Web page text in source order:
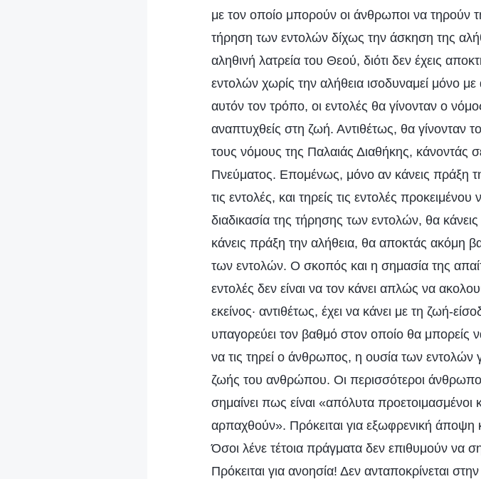
με τον οποίο μπορούν οι άνθρωποι να
τήρηση των εντολών δίχως την άσκηση της
αληθινή λατρεία του Θεού, διότι δεν έχεις
εντολών χωρίς την αλήθεια ισοδυναμεί μόνο
αυτόν τον τρόπο, οι εντολές θα γίνονταν ο
αναπτυχθείς στη ζωή. Αντιθέτως, θα γίνονταν
τους νόμους της Παλαιάς Διαθήκης, κάνοντάς
Πνεύματος. Επομένως, μόνο αν κάνεις πράξη
τις εντολές, και τηρείς τις εντολές
διαδικασία της τήρησης των εντολών, θα
κάνεις πράξη την αλήθεια, θα αποκτάς ακόμη
των εντολών. Ο σκοπός και η σημασία της
εντολές δεν είναι να τον κάνει απλώς να
εκείνος· αντιθέτως, έχει να κάνει με τη ζωή-
υπαγορεύει τον βαθμό στον οποίο θα μπορείς να
να τις τηρεί ο άνθρωπος, η ουσία των εντολών
ζωής του ανθρώπου. Οι περισσότεροι
σημαίνει πως είναι «απόλυτα προετοιμασμένοι
αρπαχθούν». Πρόκειται για εξωφρενική
Όσοι λένε τέτοια πράγματα δεν επιθυμούν να
Πρόκειται για ανοησία! Δεν ανταποκρίνεται